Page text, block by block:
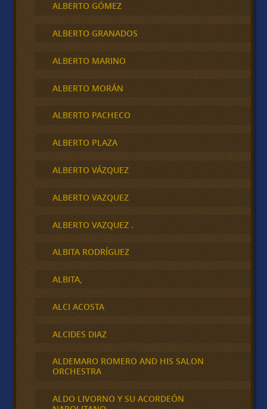
ALBERTO GÓMEZ
ALBERTO GRANADOS
ALBERTO MARINO
ALBERTO MORÁN
ALBERTO PACHECO
ALBERTO PLAZA
ALBERTO VÁZQUEZ
ALBERTO VAZQUEZ
ALBERTO VAZQUEZ .
ALBITA RODRÍGUEZ
ALBITA,
ALCI ACOSTA
ALCIDES DIAZ
ALDEMARO ROMERO AND HIS SALON
ORCHESTRA
ALDO LIVORNO Y SU ACORDEÓN